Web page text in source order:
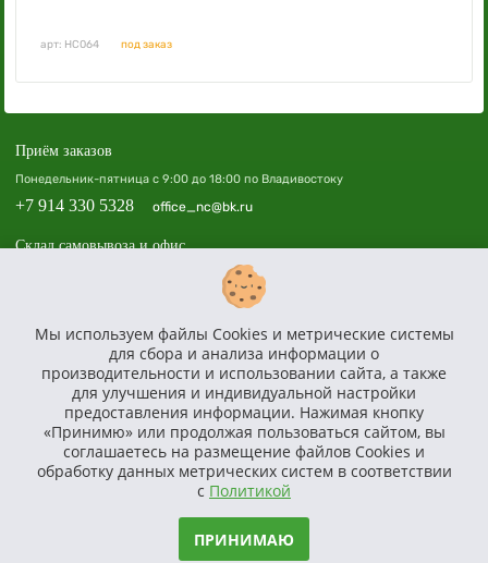
арт: НС064 под заказ
Приём заказов
Понедельник-пятница с 9:00 до 18:00 по Владивостоку
+7 914 330 5328 office_nc@bk.ru
Склад самовывоза и офис
Владивосток, пр. 100-летия Владивостока, 40а, офис 508, ТЦ «Зенит»
Доставим, соберём и установим площадку в вашем регионе по всей России.
Политика в отношении обработки персональных данных
Согласие на получение информационной и рекламной рассылки
Согласие на обработку персональных данных
Характеристики, комплект и внешний вид товаров могут отличаться от реального. Перед покупкой
уточняйте полное описание и характеристики у менеджера.
Сайт носит исключительно информационный характер и ни при каких условиях не является публичной
офертой, определяемой положениями статьи 437 ГК РФ.
© ООО «САТУРН», ОГРН: 1242500012985, ИНН: 2540285322
Студия Кефирок
Мы используем файлы Cookies и метрические системы
для сбора и анализа информации о
производительности и использовании сайта, а также
для улучшения и индивидуальной настройки
предоставления информации. Нажимая кнопку
«Принимю» или продолжая пользоваться сайтом, вы
соглашаетесь на размещение файлов Cookies и
обработку данных метрических систем в соответствии
с Политикой
ПРИНИМАЮ